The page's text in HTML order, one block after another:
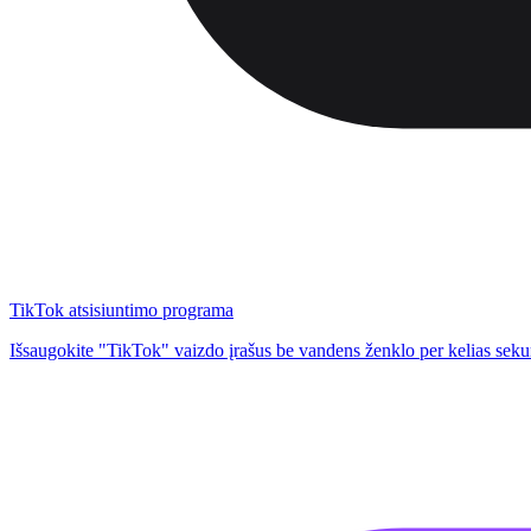
TikTok atsisiuntimo programa
Išsaugokite "TikTok" vaizdo įrašus be vandens ženklo per kelias